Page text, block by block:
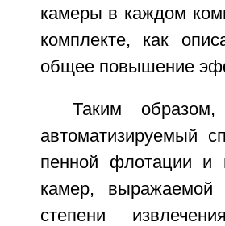
камеры в каждом
комплекте, как
общее повышение
Таким
автоматизируемый
пенной флотации и
камер,
степени